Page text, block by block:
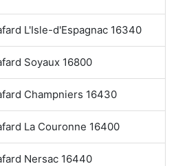
L'Isle-d'Espagnac 16340
Soyaux 16800
Champniers 16430
La Couronne 16400
Nersac 16440